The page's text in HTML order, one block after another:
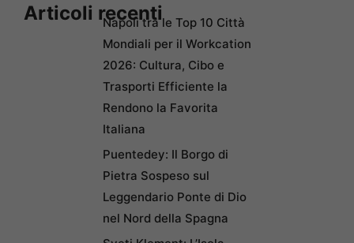
Articoli recentiNapoli tra le Top 10 Città
Mondiali per il Workcation
2026: Cultura, Cibo e
Trasporti Efficiente la
Rendono la Favorita
Italiana
Puentedey: Il Borgo di
Pietra Sospeso sul
Leggendario Ponte di Dio
nel Nord della Spagna